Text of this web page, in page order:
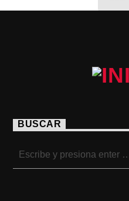
BUSCAR